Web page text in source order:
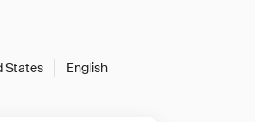
States English